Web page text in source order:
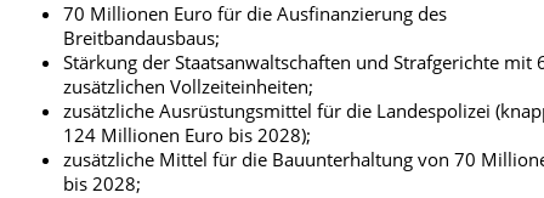
70 Millionen Euro für die Ausfinanzierung des
Breitbandausbaus;
Stärkung der Staatsanwaltschaften und Strafgerichte mit
zusätzlichen Vollzeiteinheiten;
zusätzliche Ausrüstungsmittel für die Landespolizei
124 Millionen Euro bis 2028);
zusätzliche Mittel für die Bauunterhaltung von 70
bis 2028;